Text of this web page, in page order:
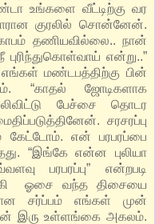
உங்களை வீட்டிற்கு வர
குரலில் சொன்னேன்.
தணியவில்லை.. நான்
என்று..”
மண்டபத்திற்கு பின்
“காதல் ஜோடிகளாக
பேச்சை தொடர
சரசரப்பு
கேட்டோம். என் பரபரப்பை
“இங்கே என்ன புலியா
பரபரப்பு” என்றபடி
ஓசை வந்த திசையை
சர்ப்பம் எங்கள் முன்
இரு உள்ளங்கை அகலம்.